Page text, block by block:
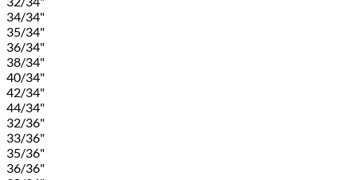
34/34"
35/34"
36/34"
38/34"
40/34"
42/34"
44/34"
32/36"
33/36"
35/36"
36/36"